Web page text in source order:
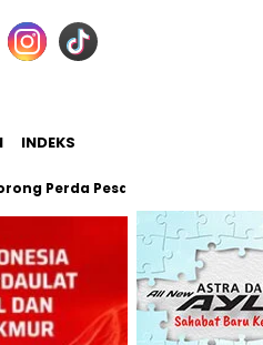
INDEKS
Pesantren untuk 107